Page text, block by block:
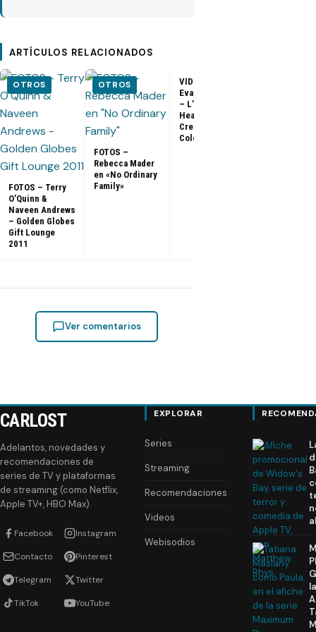
ARTÍCULOS RELACIONADOS
OTROS
FOTOS – Terry
O’Quinn &
Naveen Andrews
– Golden Globes
Gift Lounge
2011
OTROS
FOTOS –
Rebecca Mader
en «No Ordinary
Family»
VIDEO –
Evangeline Lilly
– L’Oreal
Healthy Look
Creme Gloss
Color [HD]
Ver comentarios
CARLOST
Adelantos, novedades y
recomendaciones de
series de TV y plataformas
de streaming (como Netflix,
Apple TV+, HBO Max).
Facebook Instagram
Contacto Pinterest
Telegram Twitter
TikTok YouTube
EXPLORAR
Series
Streaming
Recomendaciones
Videos
Webisodios